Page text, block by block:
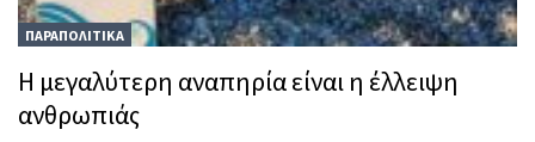
ΠΑΡΑΠΟΛΙΤΙΚΑ
Η μεγαλύτερη αναπηρία είναι η έλλειψη
ανθρωπιάς